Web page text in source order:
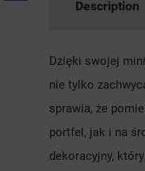
Description
Dzięki swojej
nie tylko
sprawia, że
portfel, jak i na
dekoracyjny,